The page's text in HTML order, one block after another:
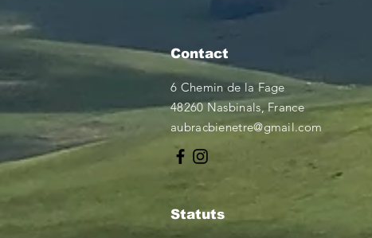
Contact
6 Chemin de la Fage
48260 Nasbinals, France
aubracbienetre@gmail.com
Statuts